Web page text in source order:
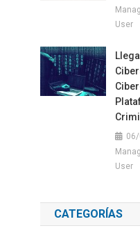
User
User
CATEGORÍAS